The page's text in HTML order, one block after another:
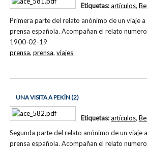
Primera parte del relato anónimo de un viaje
prensa española. Acompañan el relato
1900-02-19
Etiquetas:artículos,
prensa,prensa,viajes
UNA VISITA A PEKÍN (2)
Segunda parte del relato anónimo de un viaje
prensa española. Acompañan el relato
Etiquetas:artículos,